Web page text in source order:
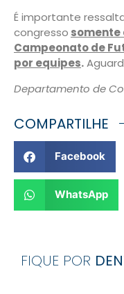
É importante
congresso somente
Campeonato de
por equipes.
Departamento de
COMPARTILHE
Facebook
WhatsApp
FIQUE POR